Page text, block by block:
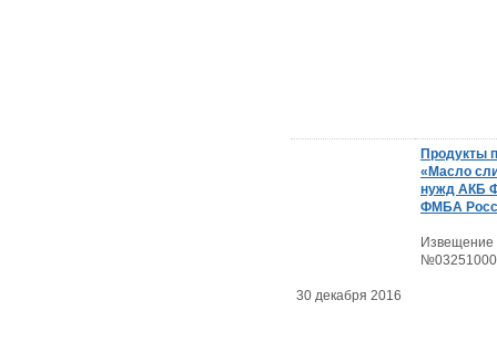
30 декабря 2016
Продукты
«Масло
нужд АКБ
ФМБА
Извещение